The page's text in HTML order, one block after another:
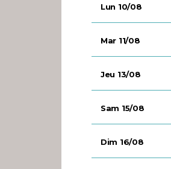
Lun 10/08
Mar 11/08
Jeu 13/08
Sam 15/08
Dim 16/08